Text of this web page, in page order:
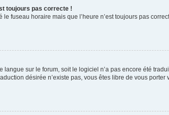
toujours pas correcte !
le fuseau horaire mais que l’heure n’est toujours pas
langue sur le forum, soit le logiciel n’a pas encore été
désirée n’existe pas, vous êtes libre de vous